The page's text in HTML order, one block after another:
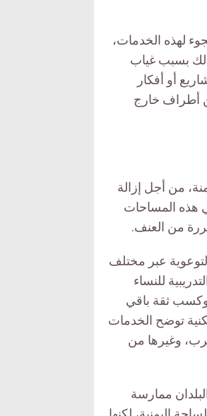
على النساء اللجوء لهذه الخدمات،
بسبب غياب
أو أفكار
أطراف خارج
من أجل إزالة
هذه المساحات
من العنف.
عبر مختلف
للنساء
وكسب ثقة باقي
توضح الخدمات
وغيرها من
ممارسة